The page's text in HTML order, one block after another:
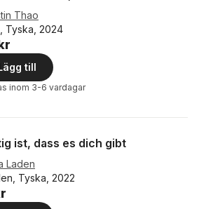
Thao
Tyska, 2024
till
inom 3-6 vardagar
ist, dass es dich gibt
Laden
Tyska, 2022